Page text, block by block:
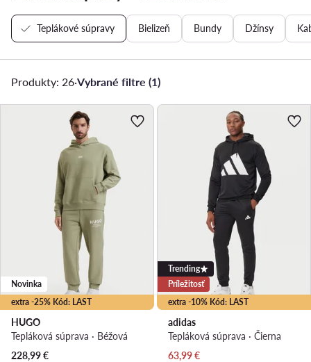
Teplákové súpravy Bielizeň Bundy Džínsy
Produkty: 26·Vybrané filtre (1)
extra -25% Kód: LAST
Novinka
HUGO
Tepláková súprava · Béžová
228,99€
extra -10% Kód: LAST
Trending
Príležitosť
adidas
Tepláková súprava · Čierna
Aktuálna cena
63,99€